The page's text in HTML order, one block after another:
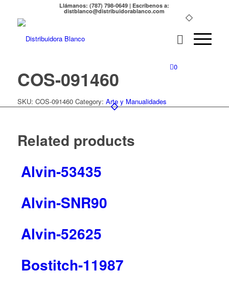
Llámanos: (787) 798-0649 | Escríbenos a:
distblanco@distribuidorablanco.com
0
COS-091460
SKU: COS-091460 Category: Arte y Manualidades
Related products
Alvin-53435
Alvin-SNR90
Alvin-52625
Bostitch-11987